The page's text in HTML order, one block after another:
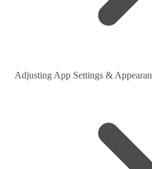
Adjusting App Settings &